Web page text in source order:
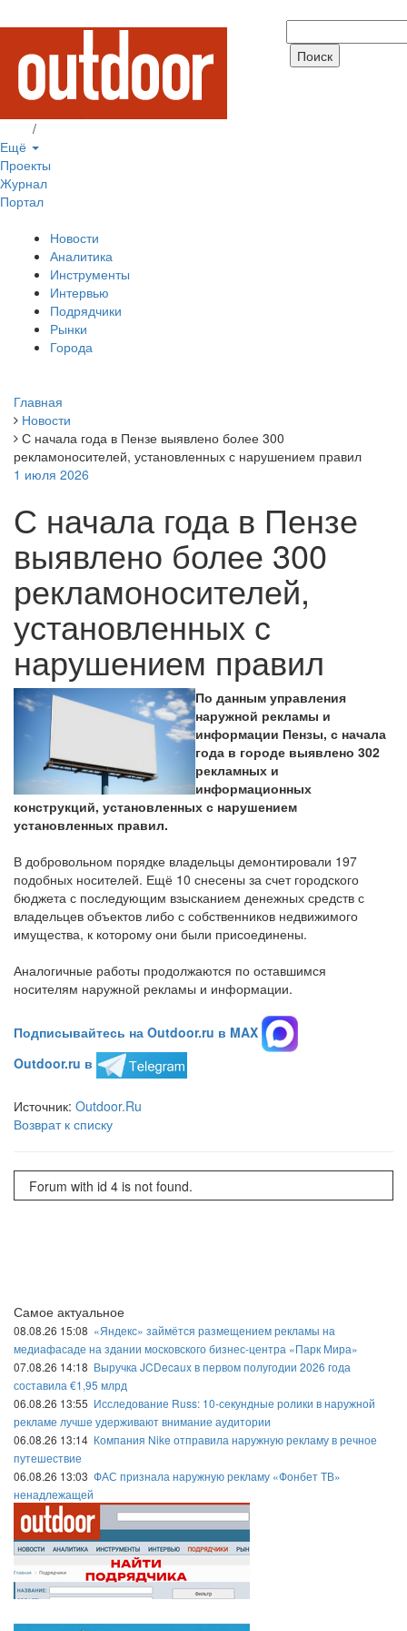
/
Ещё
Проекты
Журнал
Портал
Новости
Аналитика
Инструменты
Интервью
Подрядчики
Рынки
Города
Главная
Новости
С начала года в Пензе выявлено более 300
рекламоносителей, установленных с нарушением правил
1 июля 2026
С начала года в Пензе
выявлено более 300
рекламоносителей,
установленных с
нарушением правил
По данным управления
наружной рекламы и
информации Пензы, с начала
года в городе выявлено 302
рекламных и
информационных
конструкций, установленных с нарушением
установленных правил.
В добровольном порядке владельцы демонтировали 197
подобных носителей. Ещё 10 снесены за счет городского
бюджета с последующим взысканием денежных средств с
владельцев объектов либо с собственников недвижимого
имущества, к которому они были присоединены.
Аналогичные работы продолжаются по оставшимся
носителям наружной рекламы и информации.
Подписывайтесь на Outdoor.ru в MAX
Outdoor.ru в
Источник: Outdoor.Ru
Возврат к списку
Forum with id 4 is not found.
Самое актуальное
08.08.26 15:08 «Яндекс» займётся размещением рекламы на
медиафасаде на здании московского бизнес-центра «Парк Мира»
07.08.26 14:18 Выручка JCDecaux в первом полугодии 2026 года
составила €1,95 млрд
06.08.26 13:55 Исследование Russ: 10-секундные ролики в наружной
рекламе лучше удерживают внимание аудитории
06.08.26 13:14 Компания Nike отправила наружную рекламу в речное
путешествие
06.08.26 13:03 ФАС признала наружную рекламу «Фонбет ТВ»
ненадлежащей